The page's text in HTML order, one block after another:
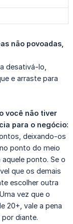
não povoadas,
desativá-lo,
e arraste para
você não tiver
para o negócio:
deixando-os
ponto do meio
ponto. Se o
que os demais
escolher outra
vez que o
20+, vale a pena
por diante.